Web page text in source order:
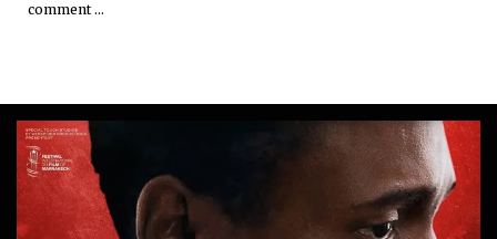
comment ...